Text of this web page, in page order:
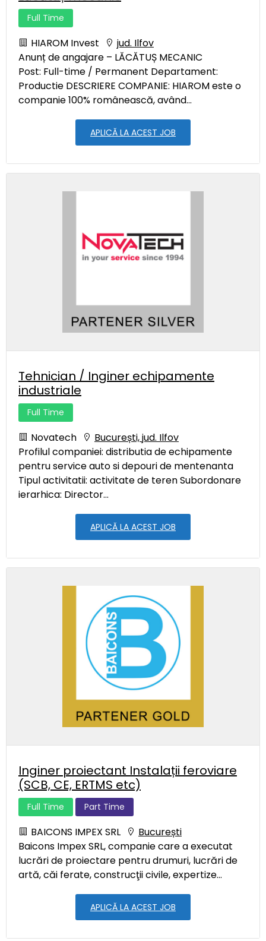
Full Time
HIAROM Invest
jud. Ilfov
Anunț de angajare – LĂCĂTUȘ MECANIC
Post: Full-time / Permanent Departament:
Productie DESCRIERE COMPANIE: HIAROM este o
companie 100% românească, având...
APLICĂ LA ACEST JOB
Tehnician / Inginer echipamente
industriale
Full Time
Novatech
București, jud. Ilfov
Profilul companiei: distributia de echipamente
pentru service auto si depouri de mentenanta
Tipul activitatii: activitate de teren Subordonare
ierarhica: Director...
APLICĂ LA ACEST JOB
Inginer proiectant Instalații feroviare
(SCB, CE, ERTMS etc)
Full Time Part Time
BAICONS IMPEX SRL
București
Baicons Impex SRL, companie care a executat
lucrări de proiectare pentru drumuri, lucrări de
artă, căi ferate, construcţii civile, expertize...
APLICĂ LA ACEST JOB